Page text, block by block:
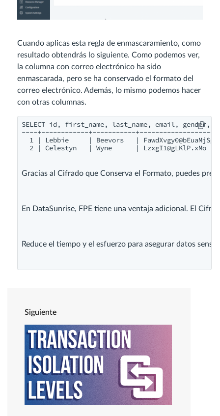
Cuando aplicas esta regla de enmascaramiento, como
resultado obtendrás lo siguiente. Como podemos ver,
la columna con correo electrónico ha sido
enmascarada, pero se ha conservado el formato del
correo electrónico. Además, lo mismo podemos hacer
con otras columnas.
SELECT id, first_name, last_name, email, gender,
----+------------+-----------
  1 | Lebbie     | Beevors   |
  2 | Celestyn   | Wyne      |
LzxgI1@gLKlP.xMo
Gracias al Cifrado que Conserva el Formato, puedes
En DataSunrise, FPE tiene una ventaja adicional. El
Reduce el tiempo y el esfuerzo para asegurar datos
Siguiente